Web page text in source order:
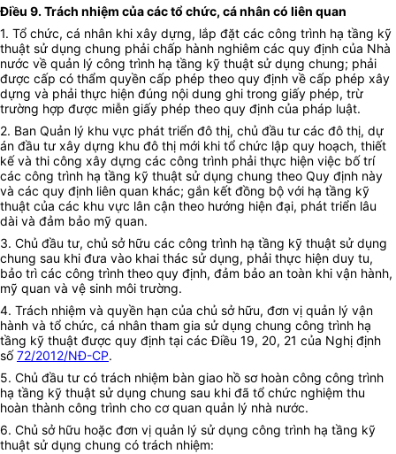
Điều 9.Trách nhiệm của các tổ chức, cá nhân có liên quan
1. Tổ chức, cá nhân khi xây dựng, lắp đặt các công trình hạ tầng kỹ
thuật sử dụng chung phải chấp hành nghiêm các quy định của Nhà
nước về quản lý công trình hạ tầng kỹ thuật sử dụng chung; phải
được cấp có thẩm quyền cấp phép theo quy định về cấp phép xây
dựng và phải thực hiện đúng nội dung ghi trong giấy phép, trừ
trường hợp được miễn giấy phép theo quy định của pháp luật.
2. Ban Quản lý khu vực phát triển đô thị, chủ đầu tư các đô thị, dự
án đầu tư xây dựng khu đô thị mới khi tổ chức lập quy hoạch, thiết
kế và thi công xây dựng các công trình phải thực hiện việc bố trí
các công trình hạ tầng kỹ thuật sử dụng chung theo Quy định này
và các quy định liên quan khác; gắn kết đồng bộ với hạ tầng kỹ
thuật của các khu vực lân cận theo hướng hiện đại, phát triển lâu
dài và đảm bảo mỹ quan.
3. Chủ đầu tư, chủ sở hữu các công trình hạ tầng kỹ thuật sử dụng
chung sau khi đưa vào khai thác sử dụng, phải thực hiện duy tu,
bảo trì các công trình theo quy định, đảm bảo an toàn khi vận hành,
mỹ quan và vệ sinh môi trường.
4. Trách nhiệm và quyền hạn của chủ sở hữu, đơn vị quản lý vận
hành và tổ chức, cá nhân tham gia sử dụng chung công trình hạ
tầng kỹ thuật được quy định tại các Điều 19, 20, 21 của Nghị định
số72/2012/NĐ-CP.
5. Chủ đầu tư có trách nhiệm bàn giao hồ sơ hoàn công công trình
hạ tầng kỹ thuật sử dụng chung sau khi đã tổ chức nghiệm thu
hoàn thành công trình cho cơ quan quản lý nhà nước.
6. Chủ sở hữu hoặc đơn vị quản lý sử dụng công trình hạ tầng kỹ
thuật sử dụng chung có trách nhiệm: